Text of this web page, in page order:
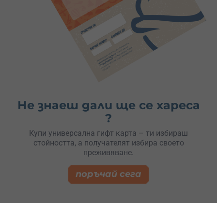
Не знаеш дали ще се хареса
?
Купи универсална гифт карта – ти избираш
стойността, а получателят избира своето
преживяване.
поръчай сега